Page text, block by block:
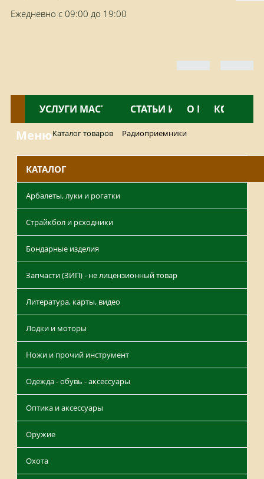
Ежедневно с 09:00 до 19:00
КАТАЛОГ
УСЛУГИ МАСТЕРСКОЙНОВОСТИ
СТАТЬИ И ОБЗОРЫ
О МАГАЗИНЕ
МенюКаталог товаров Радиоприемники
КАТАЛОГ
Арбалеты, луки и рогатки
Страйкбол и рсходники
Бондарные изделия
Запчасти (ЗИП) - не лицензионный товар
Литература, карты, видео
Лодки и моторы
Ножи и прочий инструмент
Одежда - обувь - аксессуары
Оптика и аксессуары
Оружие
Охота